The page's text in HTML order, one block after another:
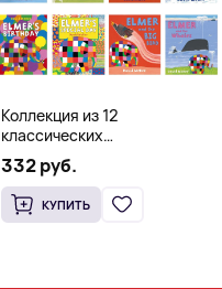
Коллекция из 12
классических
иллюстрированных книг об
Элмере от Дэвида Макки
332 руб.
КУПИТЬ